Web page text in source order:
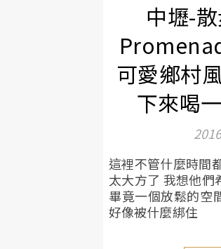
中壢-
可愛鄉村
下來喝
這裡不管什麼時間
太大方了 我想他們
畢竟一個放鬆的空
好像被什麼綁住